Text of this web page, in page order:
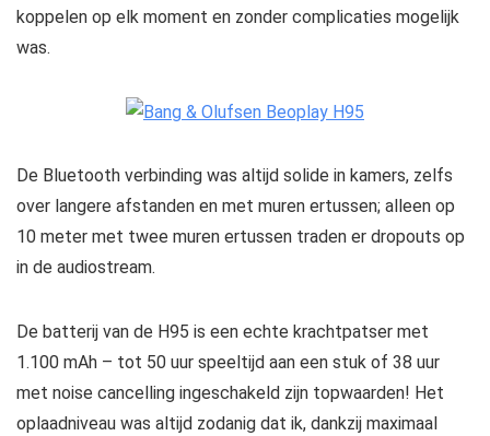
koppelen op elk moment en zonder complicaties mogelijk
was.
De Bluetooth verbinding was altijd solide in kamers, zelfs
over langere afstanden en met muren ertussen; alleen op
10 meter met twee muren ertussen traden er dropouts op
in de audiostream.
De batterij van de H95 is een echte krachtpatser met
1.100 mAh – tot 50 uur speeltijd aan een stuk of 38 uur
met noise cancelling ingeschakeld zijn topwaarden! Het
oplaadniveau was altijd zodanig dat ik, dankzij maximaal